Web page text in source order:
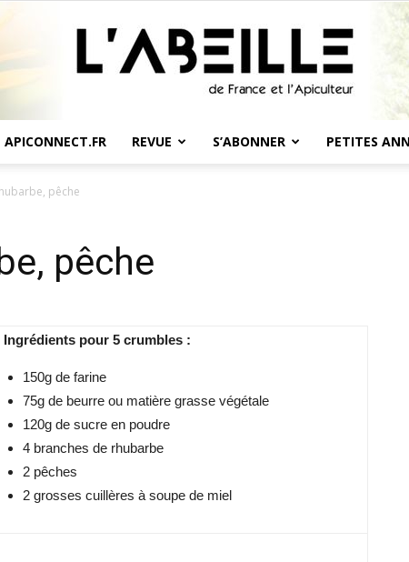
APICONNECT.FR REVUE S’ABONNER PETITES
pêche
pêche
Ingrédients pour 5 crumbles :
150g de farine
75g de beurre ou matière grasse végétale
120g de sucre en poudre
4 branches de rhubarbe
2 pêches
2 grosses cuillères à soupe de miel